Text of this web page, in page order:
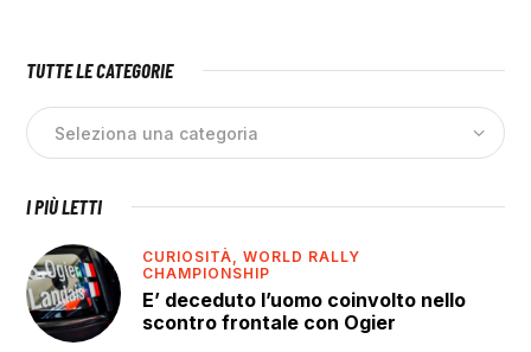
TUTTE LE CATEGORIE
I PIÙ LETTI
CURIOSITÀ,WORLD RALLY
CHAMPIONSHIP
E’ deceduto l’uomo coinvolto nello
scontro frontale con Ogier